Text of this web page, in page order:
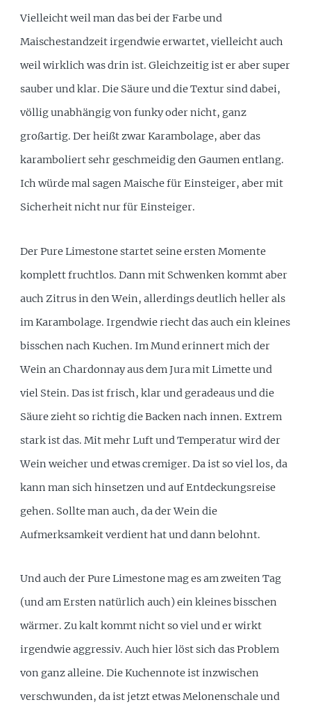
Vielleicht weil man das bei der Farbe und
Maischestandzeit irgendwie erwartet, vielleicht auch
weil wirklich was drin ist. Gleichzeitig ist er aber super
sauber und klar. Die Säure und die Textur sind dabei,
völlig unabhängig von funky oder nicht, ganz
großartig. Der heißt zwar Karambolage, aber das
karamboliert sehr geschmeidig den Gaumen entlang.
Ich würde mal sagen Maische für Einsteiger, aber mit
Sicherheit nicht nur für Einsteiger.
Der Pure Limestone startet seine ersten Momente
komplett fruchtlos. Dann mit Schwenken kommt aber
auch Zitrus in den Wein, allerdings deutlich heller als
im Karambolage. Irgendwie riecht das auch ein kleines
bisschen nach Kuchen. Im Mund erinnert mich der
Wein an Chardonnay aus dem Jura mit Limette und
viel Stein. Das ist frisch, klar und geradeaus und die
Säure zieht so richtig die Backen nach innen. Extrem
stark ist das. Mit mehr Luft und Temperatur wird der
Wein weicher und etwas cremiger. Da ist so viel los, da
kann man sich hinsetzen und auf Entdeckungsreise
gehen. Sollte man auch, da der Wein die
Aufmerksamkeit verdient hat und dann belohnt.
Und auch der Pure Limestone mag es am zweiten Tag
(und am Ersten natürlich auch) ein kleines bisschen
wärmer. Zu kalt kommt nicht so viel und er wirkt
irgendwie aggressiv. Auch hier löst sich das Problem
von ganz alleine. Die Kuchennote ist inzwischen
verschwunden, da ist jetzt etwas Melonenschale und